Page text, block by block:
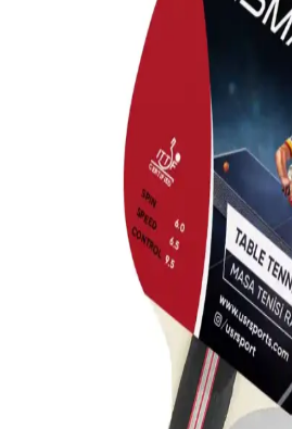
Güzelyüz AVM'nin 10 adet beyaz pinpon
uygun fiyatıyla başlangıç seviyesindeki
ideal bir seçenek sunar.
GÜZELYÜZ AVM Çok Renkli
Seti 10 Adet Yumuşak ve Estetik
GÜZELYÜZ AVM'nin 10 adet renkli
renkleri, yumuşak dokusu ve ideal
performansı artırır. Kullanıcı
fonksiyonel bir masa tenisi seti.
Usr Block-rb Masa Tenisi
3 Top ile Kaliteli Spor Deneyimi
İki raket ve üç top içeren bu set, yüksek
federasyon onaylı özellikleriyle masa
uygun fiyatlı bir başlangıç seçeneği
Decathlon Pongori 2 Masa